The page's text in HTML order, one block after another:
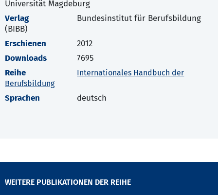
Universität Magdeburg
Verlag
Bundesinstitut für Berufsbildung
(BIBB)
Erschienen
2012
Downloads
7695
Reihe
Internationales Handbuch der
Berufsbildung
Sprachen deutsch
WEITERE PUBLIKATIONEN DER REIHE